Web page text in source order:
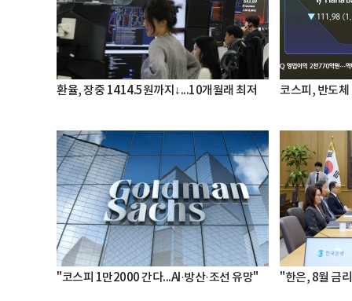
환율, 장중 1414.5원까지↓...10개월래 최저 코스피, 반도
"코스피 1만2000 간다...AI·방산·조선 유망" "한은, 8월 금